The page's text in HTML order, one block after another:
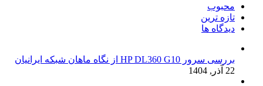
محبوب
تازه ترین
دیدگاه ها
بررسی سرور HP DL360 G10 از نگاه ماهان شبکه ایرانیان
22 آذر, 1404